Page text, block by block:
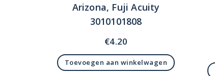
Arizona, Fuji Acuity
3010101808
€4.20
Toevoegen aan winkelwagen